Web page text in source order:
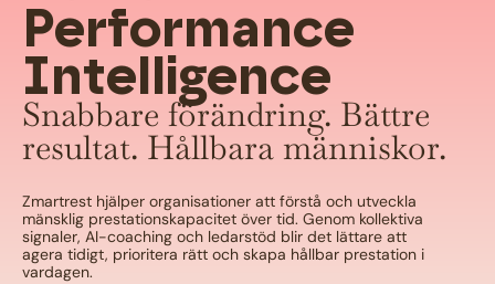
Performance
Intelligence
Snabbare förändring. Bättre
resultat. Hållbara människor.
Zmartrest hjälper organisationer att förstå och utveckla
mänsklig prestationskapacitet över tid. Genom kollektiva
signaler, AI-coaching och ledarstöd blir det lättare att
agera tidigt, prioritera rätt och skapa hållbar prestation i
vardagen.